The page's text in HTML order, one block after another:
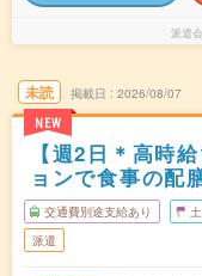
派遣
未読
NEW
掲載日 2026/08/07
【週2日＊高時
ョンで食事の配
交通費別途支給あり
派遣